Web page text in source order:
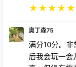
满分10分。
后我会玩一会
高，但很有挑